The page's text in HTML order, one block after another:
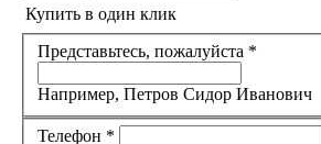
Купить в один клик
Представьтесь, пожалуйста *
Например, Петров Сидор Иванович
Телефон *